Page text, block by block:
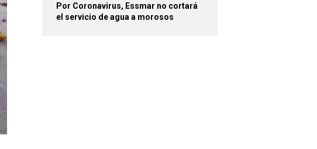
Por Coronavirus, Essmar no cortará
el servicio de agua a morosos